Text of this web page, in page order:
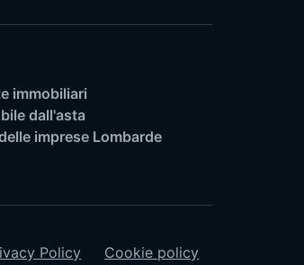
immobiliari
dall'asta
imprese Lombarde
Policy Cookie policy